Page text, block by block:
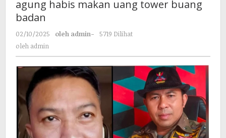
agung habis makan uang tower buang
badan
02/10/2025 oleh admin-
5719 Dilihat
oleh admin